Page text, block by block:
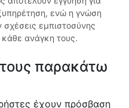
ενώ η γνώση
σχέσεις εμπιστοσύνης
ανάγκη τους.
παρακάτω
έχουν πρόσβαση